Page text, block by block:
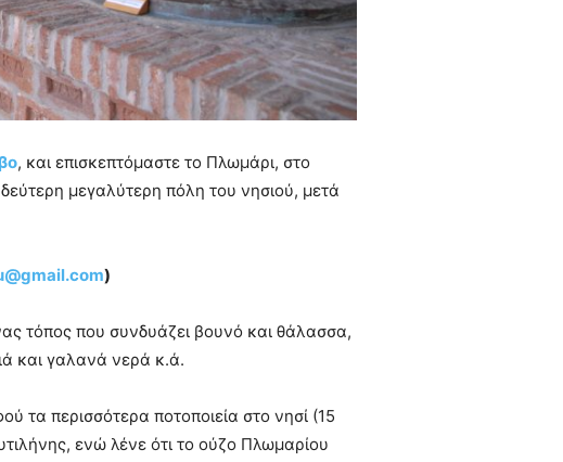
, και επισκεπτόμαστε το Πλωμάρι, στο
μεγαλύτερη πόλη του νησιού, μετά
)
τόπος που συνδυάζει βουνό και θάλασσα,
και γαλανά νερά κ.ά.
τα περισσότερα ποτοποιεία στο νησί (15
ενώ λένε ότι το ούζο Πλωμαρίου